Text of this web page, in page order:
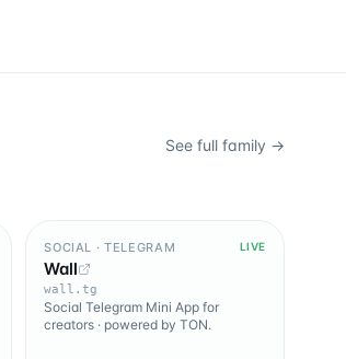
See full family →
SOCIAL · TELEGRAM LIVE
Wall
wall.tg
Social Telegram Mini App for
creators · powered by TON.